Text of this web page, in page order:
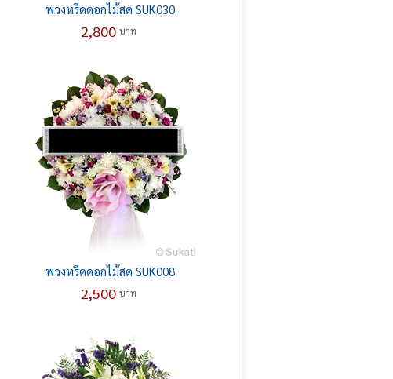
พวงหรีดดอกไม้สด SUK030
2,800บาท
พวงหรีดดอกไม้สด SUK008
2,500บาท